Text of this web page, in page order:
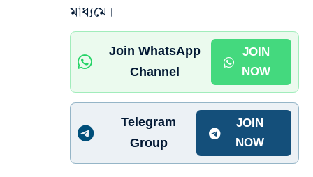
মাধ্যমে।
Join WhatsApp
Channel
JOIN
NOW
Telegram
Group
JOIN
NOW